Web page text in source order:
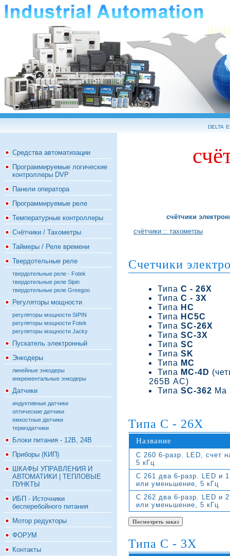
delta
Средства автоматизации
Программируемые логические
контроллеры DVP
Панели оператора
Программируемые реле
Температурные контроллеры
Счётчики / Тахометры
Таймеры / Реле времени
Твердотельные реле
твердотельные реле - Fotek
твердотельные реле Sipin
твердотельные реле Greegoo
Регуляторы мощности
регуляторы мощности SIPIN
регуляторы мощности Fotek
регуляторы мощности Jacky
Пускатель электронный
Энкодеры
линейные энкодеры
инкрементальные энкодеры
Датчики
индуктивные датчики
оптические датчики
емкостные датчики
термодатчики
Блоки питания - 12В, 24В
Приборы (КИП)
ШКАФЫ УПРАВЛЕНИЯ И
АВТОМАТИКИ | ТЕПЛОВЫЕ
ПУНКТЫ
ИБП - Источники
бесперебойного питания
Мотор редукторы
ФОРУМ
Контакты
счётчики
счётчики :: тахометры
Счетчики
Типа C - 26X
Типа C - 3X
Типа HC
Типа HC5C
Типа SC-26X
Типа SC-3X
Типа SC
Типа SK
Типа MC
Типа МС-4D
265В AC)
Типа SC-362 Ma
Типа C - 26X
Название
C 260 6-разр. LED, счет
5 кГц
C 261 два 6-разр. LED и
или уменьшение, 5 кГц
C 262 два 6-разр. LED и
или уменьшение, 5 кГц
Типа C - 3X